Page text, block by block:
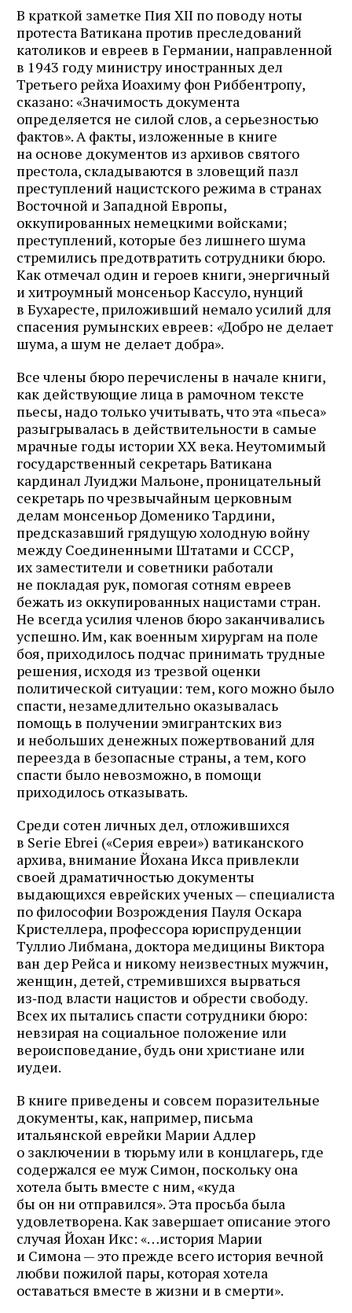
В краткой заметке Пия XII по поводу ноты
протеста Ватикана против преследований
католиков и евреев в Германии, направленной
в 1943 году министру иностранных дел
Третьего рейха Иоахиму фон Риббентропу,
сказано: «Значимость документа
определяется не силой слов, а серьезностью
фактов». А факты, изложенные в книге
на основе документов из архивов святого
престола, складываются в зловещий пазл
преступлений нацистского режима в странах
Восточной и Западной Европы,
оккупированных немецкими войсками;
преступлений, которые без лишнего шума
стремились предотвратить сотрудники бюро.
Как отмечал один и героев книги, энергичный
и хитроумный монсеньор Кассуло, нунций
в Бухаресте, приложивший немало усилий для
спасения румынских евреев: «Добро не делает
шума, а шум не делает добра».
Все члены бюро перечислены в начале книги,
как действующие лица в рамочном тексте
пьесы, надо только учитывать, что эта «пьеса»
разыгрывалась в действительности в самые
мрачные годы истории ХХ века. Неутомимый
государственный секретарь Ватикана
кардинал Луиджи Мальоне, проницательный
секретарь по чрезвычайным церковным
делам монсеньор Доменико Тардини,
предсказавший грядущую холодную войну
между Соединенными Штатами и СССР,
их заместители и советники работали
не покладая рук, помогая сотням евреев
бежать из оккупированных нацистами стран.
Не всегда усилия членов бюро заканчивались
успешно. Им, как военным хирургам на поле
боя, приходилось подчас принимать трудные
решения, исходя из трезвой оценки
политической ситуации: тем, кого можно было
спасти, незамедлительно оказывалась
помощь в получении эмигрантских виз
и небольших денежных пожертвований для
переезда в безопасные страны, а тем, кого
спасти было невозможно, в помощи
приходилось отказывать.
Среди сотен личных дел, отложившихся
в Serie Ebrei («Серия евреи») ватиканского
архива, внимание Йохана Икса привлекли
своей драматичностью документы
выдающихся еврейских ученых — специалиста
по философии Возрождения Пауля Оскара
Кристеллера, профессора юриспруденции
Туллио Либмана, доктора медицины Виктора
ван дер Рейса и никому неизвестных мужчин,
женщин, детей, стремившихся вырваться
из‑под власти нацистов и обрести свободу.
Всех их пытались спасти сотрудники бюро:
невзирая на социальное положение или
вероисповедание, будь они христиане или
иудеи.
В книге приведены и совсем поразительные
документы, как, например, письма
итальянской еврейки Марии Адлер
о заключении в тюрьму или в концлагерь, где
содержался ее муж Симон, поскольку она
хотела быть вместе с ним, «куда
бы он ни отправился». Эта просьба была
удовлетворена. Как завершает описание этого
случая Йохан Икс: «…история Марии
и Симона — это прежде всего история вечной
любви пожилой пары, которая хотела
оставаться вместе в жизни и в смерти».